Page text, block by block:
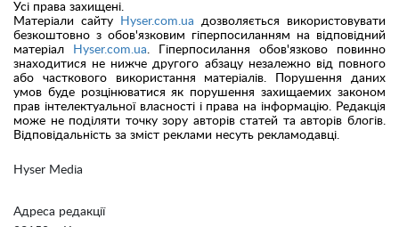
Hyser Media
Адреса редакції
Усі права захищені.
Матеріали сайту
Hyser.com.ua дозволяється використовувати
безкоштовно з обов'язковим гіперпосиланням на відповідний
матеріал
Hyser.com.ua. Гіперпосилання обов'язково повинно
знаходитися не нижче другого абзацу незалежно від повного
або часткового використання матеріалів. Порушення даних
умов буде розцінюватися як порушення захищаемих законом
прав інтелектуальної власності і права на інформацію. Редакція
може не поділяти точку зору авторів статей та авторів блогів.
Відповідальність за зміст реклами несуть рекламодавці.